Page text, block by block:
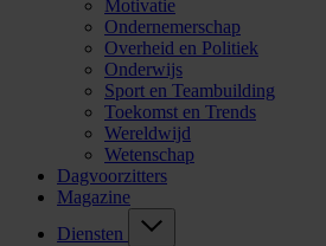
Motivatie
Ondernemerschap
Overheid en Politiek
Onderwijs
Sport en Teambuilding
Toekomst en Trends
Wereldwijd
Wetenschap
Dagvoorzitters
Magazine
Diensten